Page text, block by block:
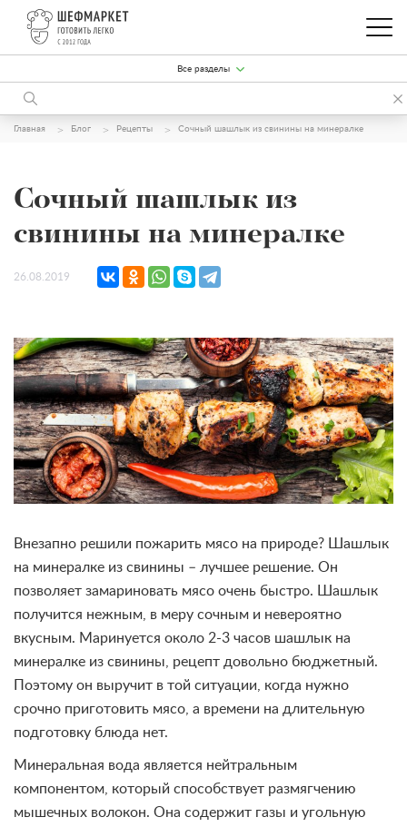
Все разделы
Главная Блог Рецепты Сочный шашлык из свинины на минералке
Сочный шашлык из
свинины на минералке
26.08.2019
Внезапно решили пожарить мясо на природе? Шашлык
на минералке из свинины – лучшее решение. Он
позволяет замариновать мясо очень быстро. Шашлык
получится нежным, в меру сочным и невероятно
вкусным. Маринуется около 2-3 часов шашлык на
минералке из свинины, рецепт довольно бюджетный.
Поэтому он выручит в той ситуации, когда нужно
срочно приготовить мясо, а времени на длительную
подготовку блюда нет.
Минеральная вода является нейтральным
компонентом, который способствует размягчению
мышечных волокон. Она содержит газы и угольную